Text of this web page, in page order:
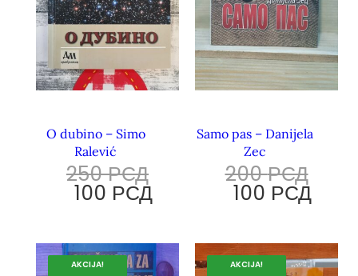
O dubino – Simo
Ralević
250РСД
100 РСД
Samo pas – Danijela
Zec
200РСД
100 РСД
AKCIJA!
AKCIJA!